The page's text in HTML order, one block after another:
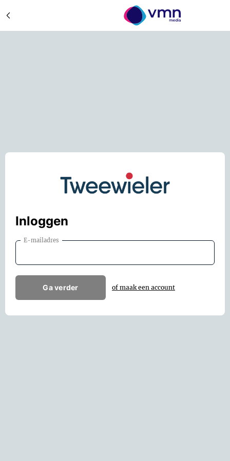
Inloggen
E-mailadres
Ga verder of maak een account